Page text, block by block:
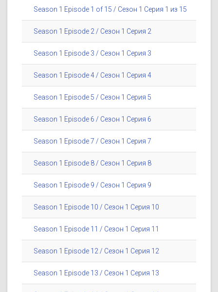
Season 1 Episode 1 of 15 / Сезон 1 Серия 1 из 15
Season 1 Episode 2 / Сезон 1 Серия 2
Season 1 Episode 3 / Сезон 1 Серия 3
Season 1 Episode 4 / Сезон 1 Серия 4
Season 1 Episode 5 / Сезон 1 Серия 5
Season 1 Episode 6 / Сезон 1 Серия 6
Season 1 Episode 7 / Сезон 1 Серия 7
Season 1 Episode 8 / Сезон 1 Серия 8
Season 1 Episode 9 / Сезон 1 Серия 9
Season 1 Episode 10 / Сезон 1 Серия 10
Season 1 Episode 11 / Сезон 1 Серия 11
Season 1 Episode 12 / Сезон 1 Серия 12
Season 1 Episode 13 / Сезон 1 Серия 13